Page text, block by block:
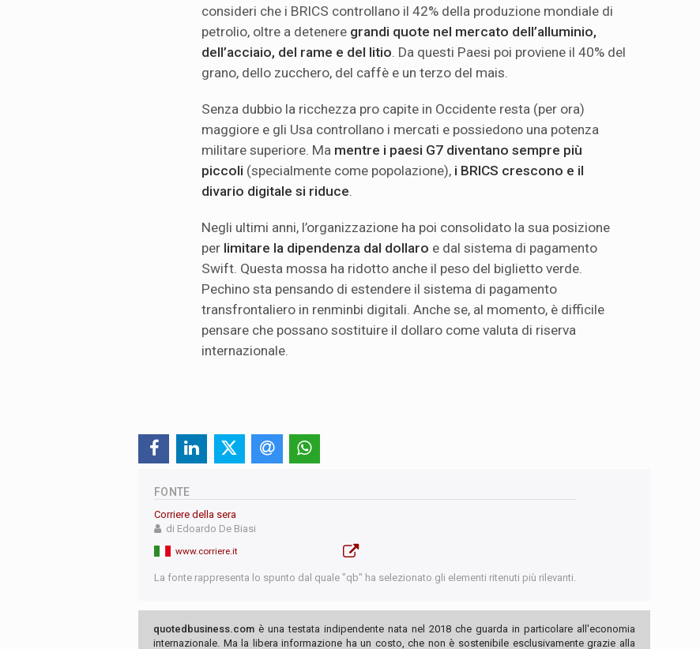
consideri che i BRICS controllano il 42% della produzione mondiale di
petrolio, oltre a detenere grandi quote nel mercato dell’alluminio,
dell’acciaio, del rame e del litio. Da questi Paesi poi proviene il 40% del
grano, dello zucchero, del caffè e un terzo del mais.
Senza dubbio la ricchezza pro capite in Occidente resta (per ora)
maggiore e gli Usa controllano i mercati e possiedono una potenza
militare superiore. Ma mentre i paesi G7 diventano sempre più
piccoli (specialmente come popolazione), i BRICS crescono e il
divario digitale si riduce.
Negli ultimi anni, l’organizzazione ha poi consolidato la sua posizione
per limitare la dipendenza dal dollaro e dal sistema di pagamento
Swift. Questa mossa ha ridotto anche il peso del biglietto verde.
Pechino sta pensando di estendere il sistema di pagamento
transfrontaliero in renminbi digitali. Anche se, al momento, è difficile
pensare che possano sostituire il dollaro come valuta di riserva
internazionale.
FONTE
Corriere della sera
di Edoardo De Biasi
www.corriere.it
La fonte rappresenta lo spunto dal quale "qb" ha selezionato gli elementi ritenuti più rilevanti.
quotedbusiness.com è una testata indipendente nata nel 2018 che guarda in particolare all'economia
internazionale. Ma la libera informazione ha un costo, che non è sostenibile esclusivamente grazie alla